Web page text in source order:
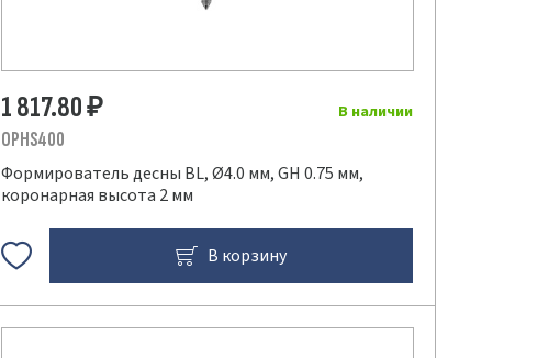
В наличии
1 817.80₽
OPHS400
Формирователь десны BL, Ø4.0 мм, GH 0.75 мм,
коронарная высота 2 мм
В корзину